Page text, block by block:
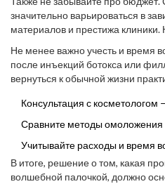
пигментация или акне. Они
различные методы, как,
зрения их преимуществ и
значительно варьироваться в
материалов и престижа клиники.
уход после процедуры.
Не менее важно учесть и время
после инъекций ботокса или
вернуться к обычной жизни
восстановление.
Консультация с косметологом
Сравните методы омоложения
Учитывайте расходы и время
В итоге, решение о том, какая
волшебной палочкой, должно